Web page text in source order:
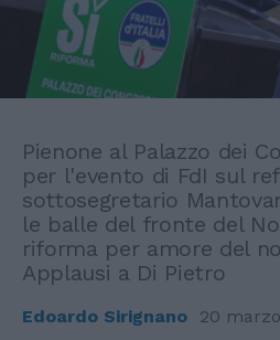
Pienone al Palazzo dei
per l'evento di FdI sul
sottosegretario
le balle del fronte del
riforma per amore del
Applausi a Di Pietro
Edoardo Sirignano 20